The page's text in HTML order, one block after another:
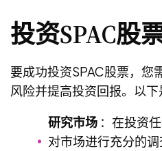
投资SPAC股
要成功投资SPAC股票，您
风险并提高投资回报。以下
研究市场 ：在投资
对市场进行充分的